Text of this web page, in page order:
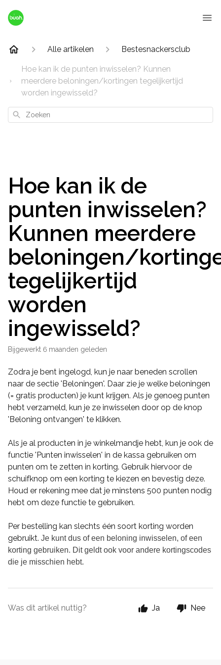
Alle artikelen Bestesnackersclub
Hoe kan ik de punten inwisselen? Kunnen
meerdere beloningen/kortingen tegelijkertijd
worden ingewisseld?
Zoeken
Hoe kan ik de
punten inwisselen?
Kunnen meerdere
beloningen/
tegelijkertijd
worden
ingewisseld?
Bijgewerkt 6 maanden geleden
Zodra je bent ingelogd, kun je naar beneden scrollen
naar de sectie 'Beloningen'. Daar zie je welke beloningen
(= gratis producten) je kunt krijgen. Als je genoeg punten
hebt verzameld, kun je ze inwisselen door op de knop
'Beloning ontvangen' te klikken.
Als je al producten in je winkelmandje hebt, kun je ook de
functie 'Punten inwisselen' in de kassa gebruiken om
punten om te zetten in korting. Gebruik hiervoor de
schuifknop om een korting te kiezen en bevestig deze.
Houd er rekening mee dat je minstens 500 punten nodig
hebt om deze functie te gebruiken.
Per bestelling kan slechts één soort korting worden
gebruikt. Je kunt dus of een beloning inwisselen, of een
korting gebruiken. Dit geldt ook voor andere kortingscodes
die je misschien hebt.
Was dit artikel nuttig? Ja Nee